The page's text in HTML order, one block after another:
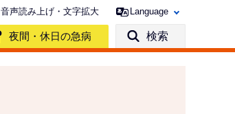
音声読み上げ・文字拡大 Language
夜間・休日の急病 検索